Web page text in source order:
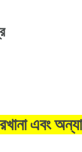
এবং